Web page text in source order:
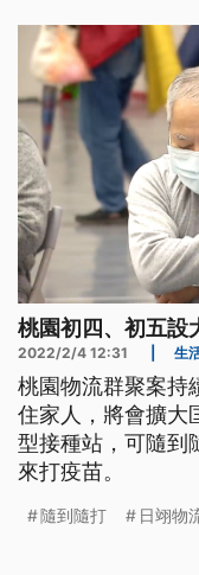
桃園初四、初五設
2022/2/4 12:31 生
桃園物流群聚案持
住家人，將會擴大
型接種站，可隨到
來打疫苗。
隨到隨打 日翊物